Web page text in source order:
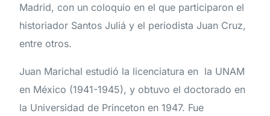
Madrid, con un coloquio en el que participaron el
historiador Santos Juliá y el periodista Juan Cruz,
entre otros.
Juan Marichal estudió la licenciatura en la UNAM
en México (1941-1945), y obtuvo el doctorado en
la Universidad de Princeton en 1947. Fue